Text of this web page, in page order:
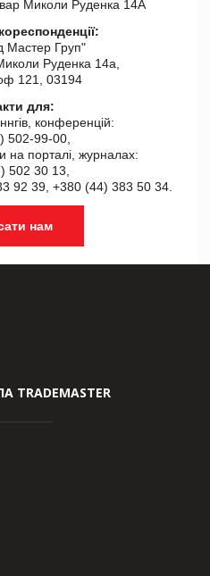
Миколи Руденка 14А
Мастер Груп"
Руденка 14а,
121, 03194
для:
конференцій:
502-99-00,
на порталі, журналах:
502 30 13,
92 39, +380 (44) 383 50 34.
нам